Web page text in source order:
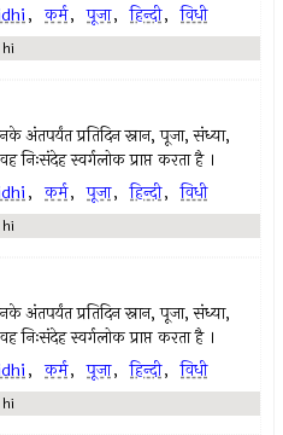
, कर्म, पूजा, हिन्दी, विधी
अंतपर्यंत प्रतिदिन स्नान, पूजा, संध्या,
स्वर्गलोक प्राप्त करता है ।
, कर्म, पूजा, हिन्दी, विधी
अंतपर्यंत प्रतिदिन स्नान, पूजा, संध्या,
स्वर्गलोक प्राप्त करता है ।
, कर्म, पूजा, हिन्दी, विधी